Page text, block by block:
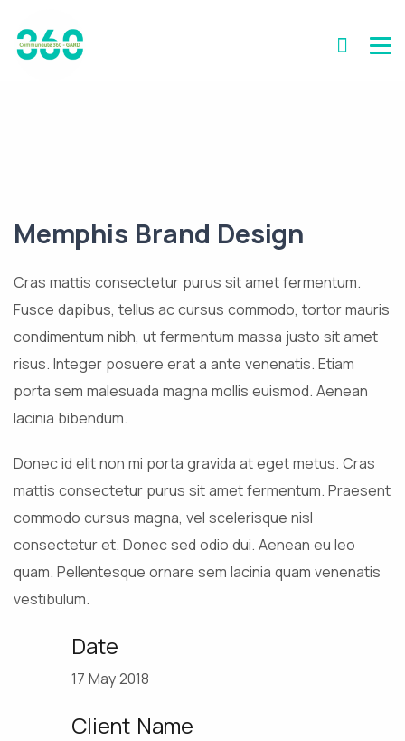
Memphis Brand Design
Cras mattis consectetur purus sit amet fermentum.
Fusce dapibus, tellus ac cursus commodo, tortor mauris
condimentum nibh, ut fermentum massa justo sit amet
risus. Integer posuere erat a ante venenatis. Etiam
porta sem malesuada magna mollis euismod. Aenean
lacinia bibendum.
Donec id elit non mi porta gravida at eget metus. Cras
mattis consectetur purus sit amet fermentum. Praesent
commodo cursus magna, vel scelerisque nisl
consectetur et. Donec sed odio dui. Aenean eu leo
quam. Pellentesque ornare sem lacinia quam venenatis
vestibulum.
Date
17 May 2018
Client Name